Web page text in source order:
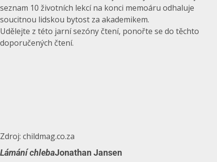
seznam 10 životních lekcí na konci memoáru odhaluje
soucitnou lidskou bytost za akademikem.
Udělejte z této jarní sezóny čtení, ponořte se do těchto
doporučených čtení.
Zdroj: childmag.co.za
Lámání chlebaJonathan Jansen